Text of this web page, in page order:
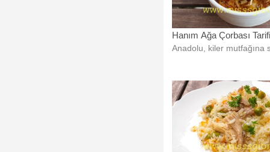
Hanım Ağa Çorbası Tarifi
Anadolu, kiler mutfağına